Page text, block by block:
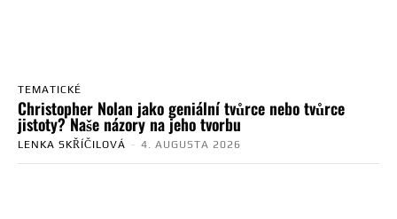
TEMATICKÉ
Christopher Nolan jako geniální tvůrce nebo tvůrce
jistoty? Naše názory na jeho tvorbu
LENKA SKŘÍČILOVÁ - 4. AUGUSTA 2026